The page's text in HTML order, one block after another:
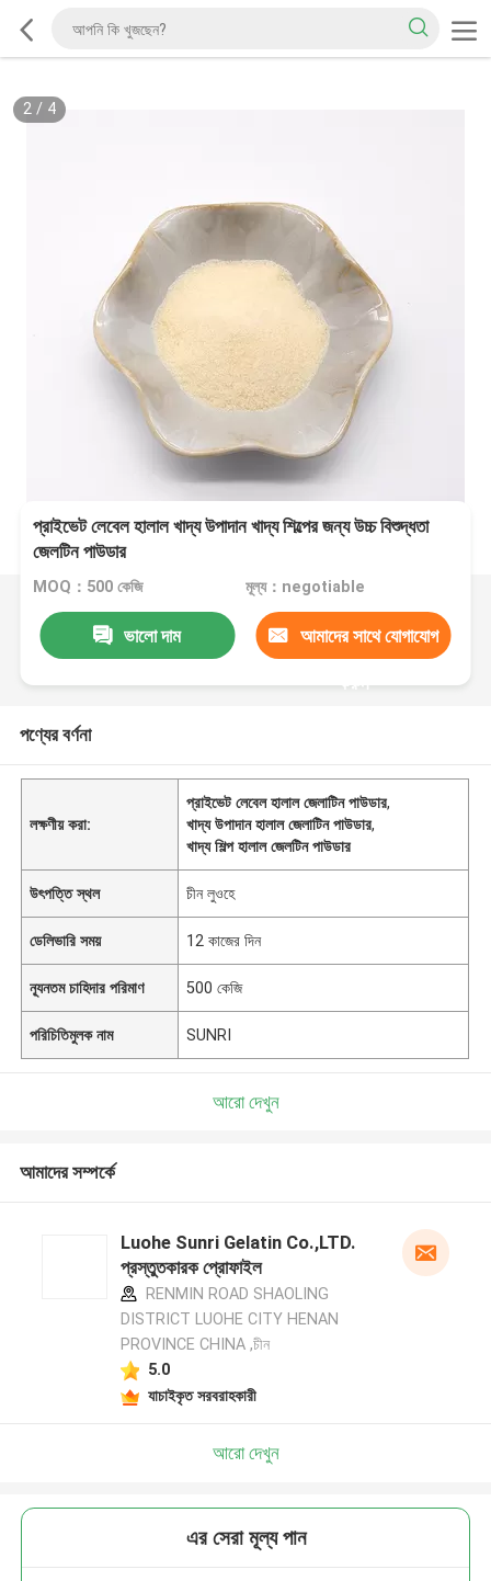
2/ 4
প্রাইভেট লেবেল হালাল খাদ্য উপাদান খাদ্য শিল্পের জন্য উচ্চ বিশুদ্ধতা
জেলটিন পাউডার
MOQ：500 কেজি মূল্য：negotiable
ভালো দাম আমাদের সাথে যোগাযোগ
করুন
পণ্যের বর্ণনা
লক্ষণীয় করা:
প্রাইভেট লেবেল হালাল জেলাটিন পাউডার,
খাদ্য উপাদান হালাল জেলাটিন পাউডার,
খাদ্য শিল্প হালাল জেলটিন পাউডার
উৎপত্তি স্থল চীন লুওহে
ডেলিভারি সময় 12 কাজের দিন
ন্যূনতম চাহিদার পরিমাণ 500 কেজি
পরিচিতিমুলক নাম SUNRI
আরো দেখুন
আমাদের সম্পর্কে
Luohe Sunri Gelatin Co.,LTD.
প্রস্তুতকারক প্রোফাইল
RENMIN ROAD SHAOLING
DISTRICT LUOHE CITY HENAN
PROVINCE CHINA ,চীন
5.0
যাচাইকৃত সরবরাহকারী
আরো দেখুন
এর সেরা মূল্য পান